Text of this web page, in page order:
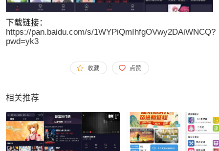
下载链接：
https://pan.baidu.com/s/1WYPiQmIhfgOVwy2DAiWNCQ?
pwd=yk3
收藏 点赞
相关推荐
1